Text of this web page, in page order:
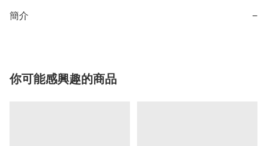
簡介 −
你可能感興趣的商品